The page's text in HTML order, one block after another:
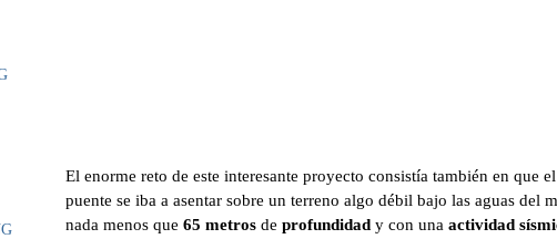
El enorme reto de este interesante proyecto consistía también en que
puente se iba a asentar sobre un terreno algo débil bajo las aguas del
nada menos que 65 metros de profundidad y con una actividad